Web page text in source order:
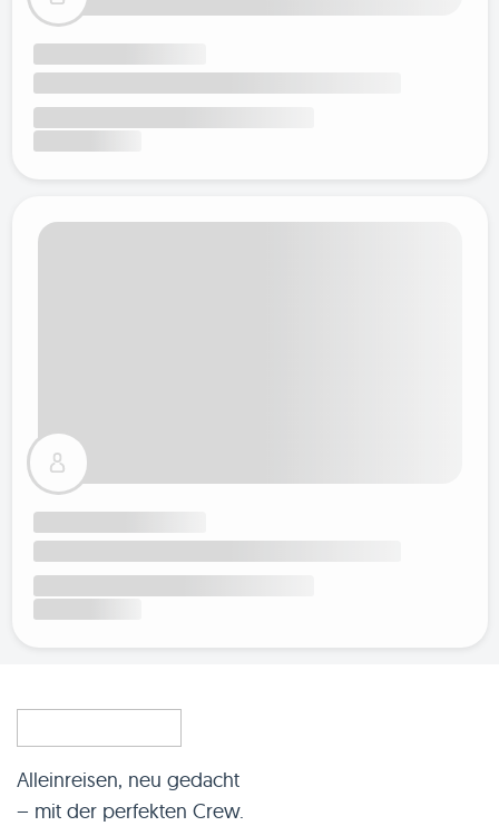
Alleinreisen, neu gedacht
– mit der perfekten Crew.